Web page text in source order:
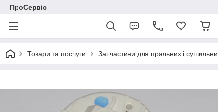
ПроСервіс
Товари та послуги Запчастини для пральних і